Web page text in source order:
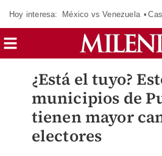
Hoy interesa: México vs Venezuela
¿Está el tuyo?
municipios de
tienen mayor
electores